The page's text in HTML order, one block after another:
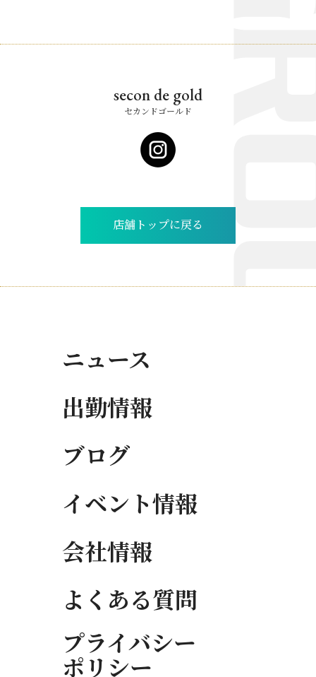
secon de gold
セカンドゴールド
店舗トップに戻る
ニュース
出勤情報
ブログ
イベント情報
会社情報
よくある質問
プライバシー
ポリシー